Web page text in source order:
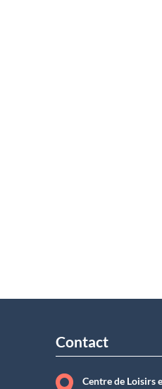
Contact
Centre de Loisirs